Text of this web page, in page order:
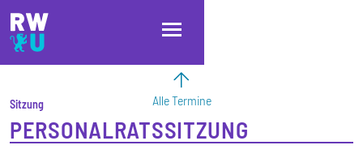
Direkt zum Inhalt
Direkt zur Hauptnavigation
Direkt zum Fußbereich
Alle Termine
Sitzung
PERSONALRATSSITZUNG